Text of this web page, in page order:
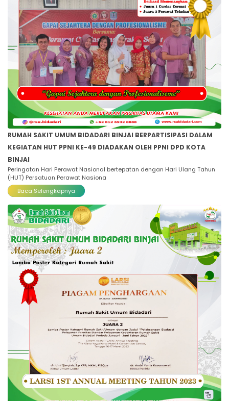
RUMAH SAKIT UMUM BIDADARI BINJAI BERPARTISIPASI DALAM
KEGIATAN HUT PPNI KE-49 DIADAKAN OLEH PPNI DPD KOTA
BINJAI
Peringatan Hari Perawat Nasional bertepatan dengan Hari Ulang Tahun
(HUT) Persatuan Perawat Nasiona
Baca Selengkapnya